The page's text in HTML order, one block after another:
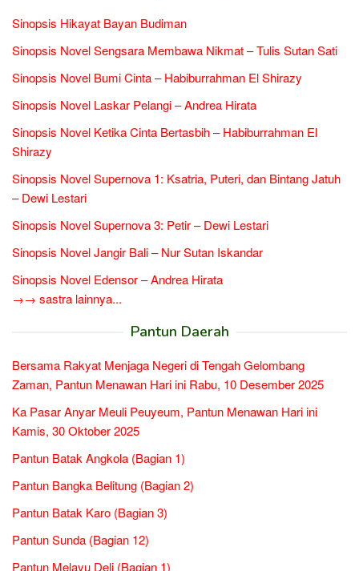
Sinopsis Hikayat Bayan Budiman
Sinopsis Novel Sengsara Membawa Nikmat – Tulis Sutan Sati
Sinopsis Novel Bumi Cinta – Habiburrahman El Shirazy
Sinopsis Novel Laskar Pelangi – Andrea Hirata
Sinopsis Novel Ketika Cinta Bertasbih – Habiburrahman El
Shirazy
Sinopsis Novel Supernova 1: Ksatria, Puteri, dan Bintang Jatuh
– Dewi Lestari
Sinopsis Novel Supernova 3: Petir – Dewi Lestari
Sinopsis Novel Jangir Bali – Nur Sutan Iskandar
Sinopsis Novel Edensor – Andrea Hirata
→→ sastra lainnya...
Pantun Daerah
Bersama Rakyat Menjaga Negeri di Tengah Gelombang
Zaman, Pantun Menawan Hari ini Rabu, 10 Desember 2025
Ka Pasar Anyar Meuli Peuyeum, Pantun Menawan Hari ini
Kamis, 30 Oktober 2025
Pantun Batak Angkola (Bagian 1)
Pantun Bangka Belitung (Bagian 2)
Pantun Batak Karo (Bagian 3)
Pantun Sunda (Bagian 12)
Pantun Melayu Deli (Bagian 1)